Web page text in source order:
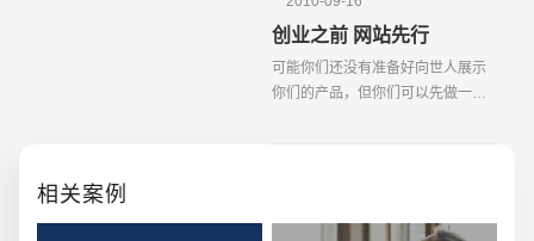
创业之前 网站先行
可能你们还没有准备好向世人展示
你们的产品，但你们可以先做一些
相关案例